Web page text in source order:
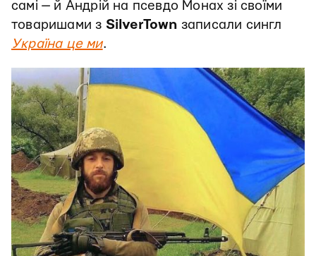
самі — й Андрій на псевдо Монах зі своїми
товаришами з SilverTown записали сингл
Україна це ми.